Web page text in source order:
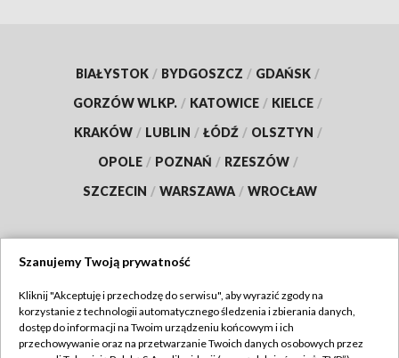
BIAŁYSTOK / BYDGOSZCZ / GDAŃSK /
GORZÓW WLKP. / KATOWICE / KIELCE /
KRAKÓW / LUBLIN / ŁÓDŹ / OLSZTYN /
OPOLE / POZNAŃ / RZESZÓW /
SZCZECIN / WARSZAWA / WROCŁAW
TVP
Abonament TVP
Regulamin TVP
Szanujemy Twoją prywatność
Kliknij "Akceptuję i przechodzę do serwisu", aby wyrazić zgody na
korzystanie z technologii automatycznego śledzenia i zbierania danych,
dostęp do informacji na Twoim urządzeniu końcowym i ich
przechowywanie oraz na przetwarzanie Twoich danych osobowych przez